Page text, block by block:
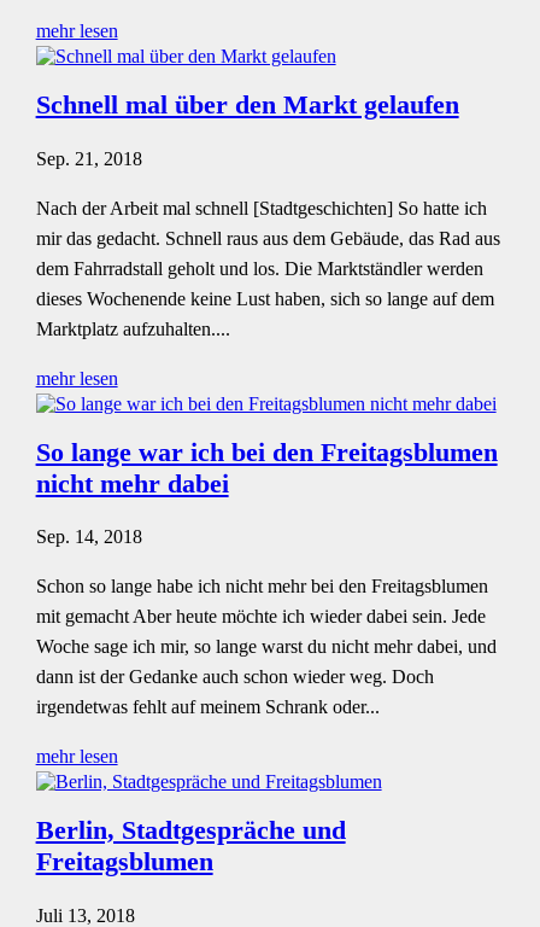
mehr lesen
Schnell mal über den Markt gelaufen
Sep. 21, 2018
Nach der Arbeit mal schnell [Stadtgeschichten] So hatte ich
mir das gedacht. Schnell raus aus dem Gebäude, das Rad aus
dem Fahrradstall geholt und los. Die Marktständler werden
dieses Wochenende keine Lust haben, sich so lange auf dem
Marktplatz aufzuhalten....
mehr lesen
So lange war ich bei den Freitagsblumen
nicht mehr dabei
Sep. 14, 2018
Schon so lange habe ich nicht mehr bei den Freitagsblumen
mit gemacht Aber heute möchte ich wieder dabei sein. Jede
Woche sage ich mir, so lange warst du nicht mehr dabei, und
dann ist der Gedanke auch schon wieder weg. Doch
irgendetwas fehlt auf meinem Schrank oder...
mehr lesen
Berlin, Stadtgespräche und
Freitagsblumen
Juli 13, 2018